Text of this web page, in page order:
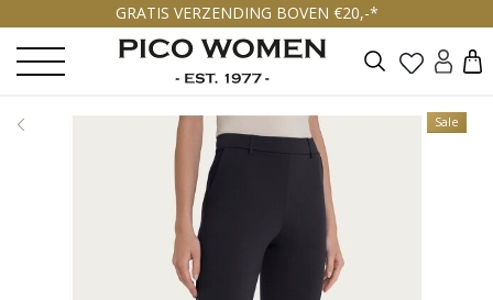
GRATIS VERZENDING BOVEN €20,-*
Zoeken
Sale